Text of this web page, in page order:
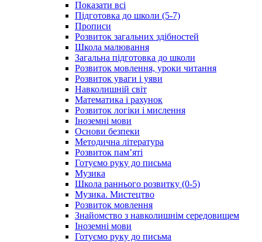
Показати всі
Підготовка до школи (5-7)
Прописи
Розвиток загальних здібностей
Школа малювання
Загальна підготовка до школи
Розвиток мовлення, уроки читання
Розвиток уваги і уяви
Навколишній світ
Математика і рахунок
Розвиток логіки і мислення
Іноземні мови
Основи безпеки
Методична література
Розвиток пам’яті
Готуємо руку до письма
Музика
Школа раннього розвитку (0-5)
Музика. Мистецтво
Розвиток мовлення
Знайомство з навколишнім середовищем
Іноземні мови
Готуємо руку до письма